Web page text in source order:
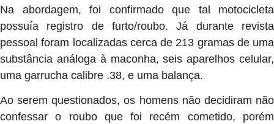
Na abordagem, foi confirmado que tal motocicleta
possuía registro de furto/roubo. Já durante revista
pessoal foram localizadas cerca de 213 gramas de uma
substância análoga à maconha, seis aparelhos celular,
uma garrucha calibre .38, e uma balança.
Ao serem questionados, os homens não decidiram não
confessar o roubo que foi recém cometido, porém